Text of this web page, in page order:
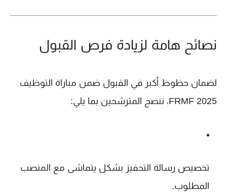
نصائح هامة لزيادة فرص القبول
لضمان حظوظ أكبر في القبول ضمن مباراة التوظيف
FRMF 2025، ننصح المترشحين بما يلي:
تخصيص رسالة التحفيز بشكل يتماشى مع المنصب
المطلوب.